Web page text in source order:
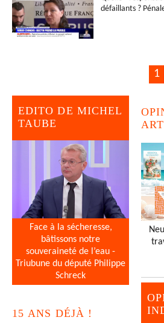
défaillants ?
1
EDITO DE MICHEL
TAUBE
Face à la sécheresse,
bâtissons notre
souveraineté de l’eau -
Triubune du député Philippe
Schreck
15 ANS DÉJÀ !